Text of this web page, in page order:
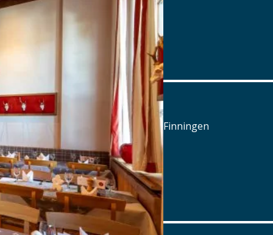
Tel.: Tel.: 0731-970744
Details
Hotel-Restaurant Hirsch
Dorfstraße 4, 89233 Neu-Ulm / Finningen
Tel.: Tel.: 0731-970744
Details
www.hirsch-nu.de